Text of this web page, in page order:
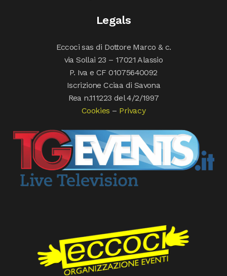
Legals
Eccoci sas di Dottore Marco & c.
via Sollai 23 – 17021 Alassio
P. Iva e CF 01075640092
Iscrizione Cciaa di Savona
Rea n.111223 del 4/2/1997
Cookies – Privacy